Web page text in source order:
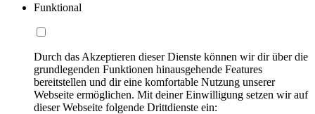
Funktional
Durch das Akzeptieren dieser Dienste können wir dir über die
grundlegenden Funktionen hinausgehende Features
bereitstellen und dir eine komfortable Nutzung unserer
Webseite ermöglichen. Mit deiner Einwilligung setzen wir auf
dieser Webseite folgende Drittdienste ein: